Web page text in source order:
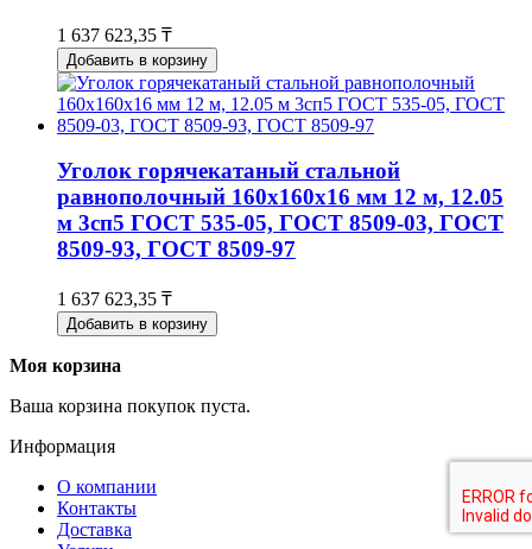
1 637 623,35 ₸
Добавить в корзину
Уголок горячекатаный стальной
равнополочный 160х160х16 мм 12 м, 12.05
м 3сп5 ГОСТ 535-05, ГОСТ 8509-03, ГОСТ
8509-93, ГОСТ 8509-97
1 637 623,35 ₸
Добавить в корзину
Моя корзина
Ваша корзина покупок пуста.
Информация
О компании
Контакты
Доставка